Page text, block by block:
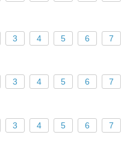
3 4 5 6 7
3 4 5 6 7
3 4 5 6 7